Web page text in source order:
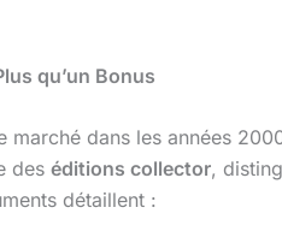
qu’un Bonus
marché dans les années
des éditions collector,
détaillent :